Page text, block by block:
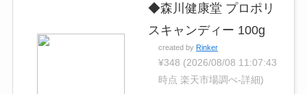
◆森川健康堂 プロポリ
スキャンディー 100g
created by Rinker
¥348 (2026/08/08 11:07:43
時点 楽天市場調べ-詳細)